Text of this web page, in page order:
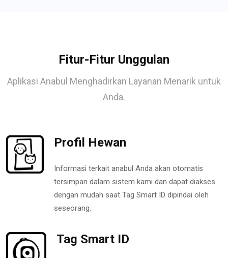
Fitur-Fitur Unggulan
Aplikasi Anabul Menghadirkan Layanan Menarik untuk
Anda.
Profil Hewan
Informasi terkait anabul Anda akan otomatis
tersimpan dalam sistem kami dan dapat diakses
dengan mudah saat Tag Smart ID dipindai oleh
seseorang.
Tag Smart ID